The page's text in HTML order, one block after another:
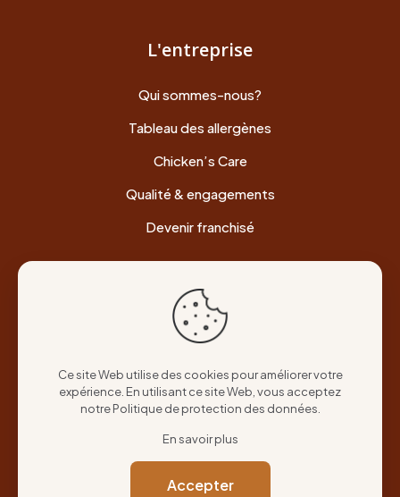
L'entreprise
Qui sommes-nous?
Tableau des allergènes
Chicken’s Care
Qualité & engagements
Devenir franchisé
Informations légales
Politique de confidentialité
Mentions légales
Pour votre santé, mangez au moins cinq fruits et légumes
Ce site Web utilise des cookies pour améliorer votre
expérience. En utilisant ce site Web, vous acceptez
notrePolitique de protection des données
En savoir plus
Accepter